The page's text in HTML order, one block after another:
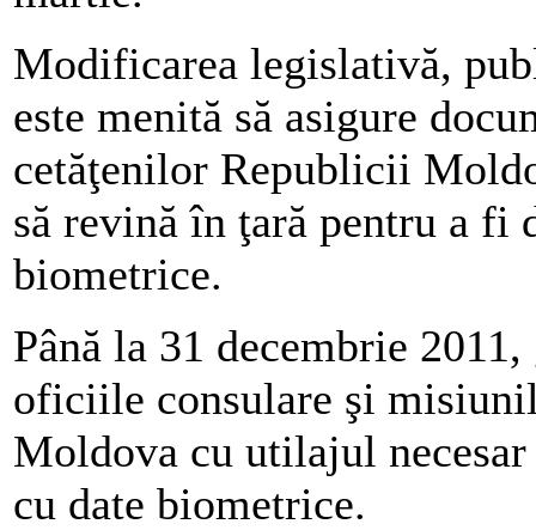
Modificarea legislativă,
este menită să asigure
cetăţenilor Republicii
să revină în ţară pentru a fi
biometrice.
Până la 31 decembrie
oficiile consulare şi
Moldova cu utilajul
cu date biometrice.